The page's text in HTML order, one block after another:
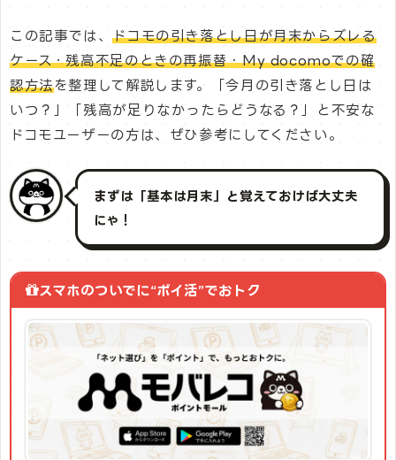
この記事では、ドコモの引き落とし日が月末からズレる
ケース・残高不足のときの再振替・My docomoでの確
認方法を整理して解説します。「今月の引き落とし日は
いつ？」「残高が足りなかったらどうなる？」と不安な
ドコモユーザーの方は、ぜひ参考にしてください。
まずは「基本は月末」と覚えておけば大丈夫
にゃ！
スマホのついでに“ポイ活”でおトク